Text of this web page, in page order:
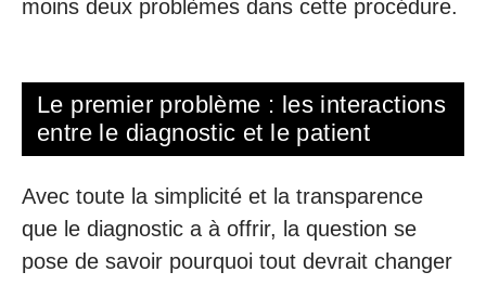
moins deux problèmes dans cette procédure.
Le premier problème : les interactions
entre le diagnostic et le patient
Avec toute la simplicité et la transparence
que le diagnostic a à offrir, la question se
pose de savoir pourquoi tout devrait changer